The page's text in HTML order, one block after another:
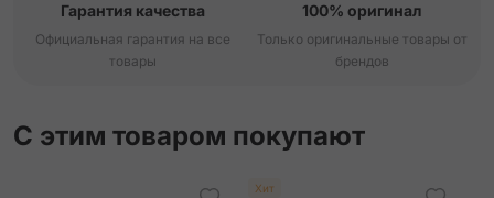
Гарантия качества
Официальная гарантия на все
товары
100% оригинал
Только оригинальные товары от
брендов
С этим товаром покупают
Хит